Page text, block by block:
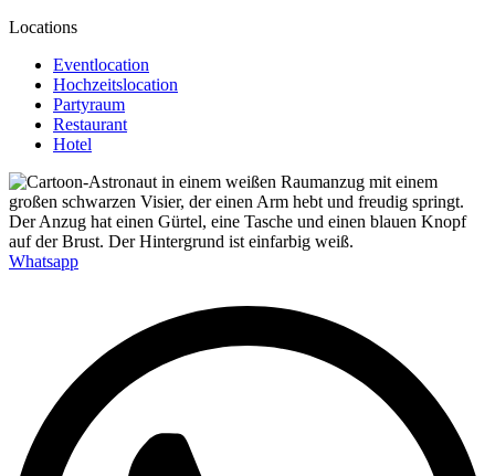
Locations
Eventlocation
Hochzeitslocation
Partyraum
Restaurant
Hotel
Whatsapp